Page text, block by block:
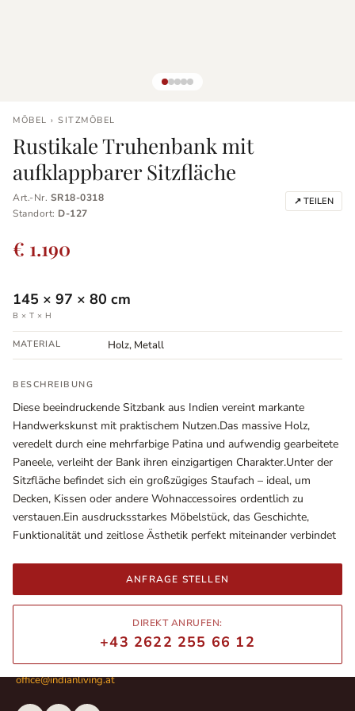
MÖBEL › SITZMÖBEL
Rustikale Truhenbank mit
aufklappbarer Sitzfläche
Art.-Nr. SR18-0318
Standort: D-127
↗ TEILEN
€ 1.190
145 × 97 × 80 cm
B × T × H
MATERIAL Holz, Metall
BESCHREIBUNG
Diese beeindruckende Sitzbank aus Indien vereint markante
Handwerkskunst mit praktischem Nutzen.Das massive Holz,
veredelt durch eine mehrfarbige Patina und aufwendig gearbeitete
Paneele, verleiht der Bank ihren einzigartigen Charakter.Unter der
Sitzfläche befindet sich ein großzügiges Staufach – ideal, um
Decken, Kissen oder andere Wohnaccessoires ordentlich zu
verstauen.Ein ausdrucksstarkes Möbelstück, das Geschichte,
Funktionalität und zeitlose Ästhetik perfekt miteinander verbindet
ANFRAGE STELLEN
DIREKT ANRUFEN:
+43 2622 255 66 12
Ausstellungsräume
Wiener Straße – Werkstraße 111
2700 Wiener Neustadt
+43 2622 255 66 12
office@indianliving.at